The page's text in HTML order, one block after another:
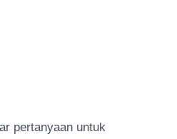
pertanyaan untuk